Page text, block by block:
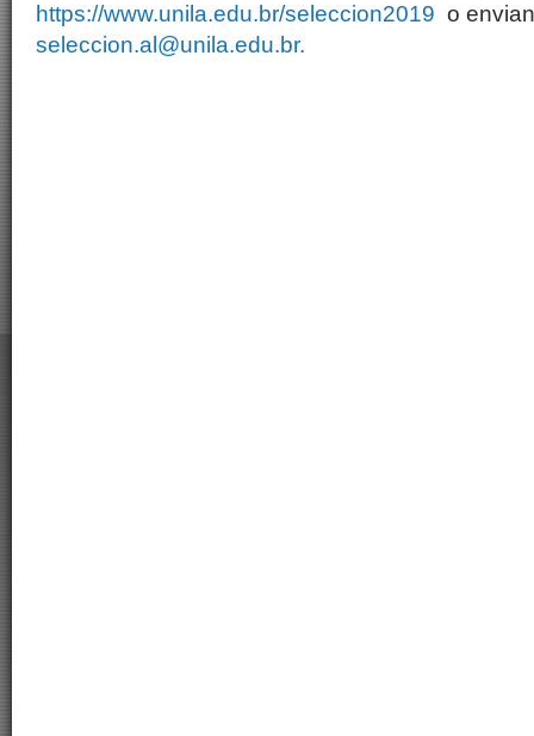
https://www.unila.edu.br/seleccion2019 o
seleccion.al@unila.edu.br.